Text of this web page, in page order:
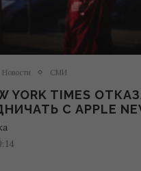
Новости СМИ
YORK TIMES
С APPLE